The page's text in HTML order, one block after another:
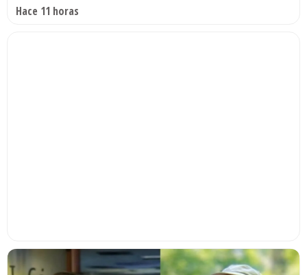
Hace 11 horas